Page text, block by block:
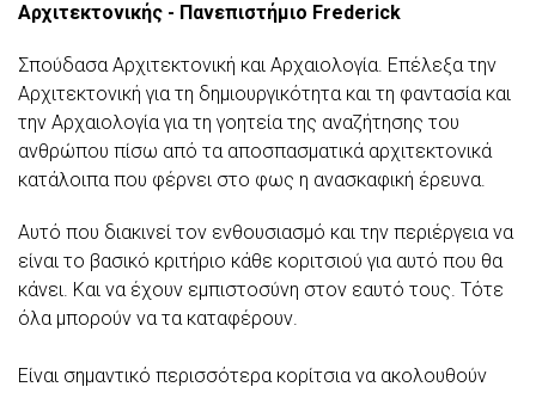
Αρχιτεκτονικής - Πανεπιστήμιο Frederick
Σπούδασα Αρχιτεκτονική και Αρχαιολογία. Επέλεξα την
Αρχιτεκτονική για τη δημιουργικότητα και τη φαντασία και
την Αρχαιολογία για τη γοητεία της αναζήτησης του
ανθρώπου πίσω από τα αποσπασματικά αρχιτεκτονικά
κατάλοιπα που φέρνει στο φως η ανασκαφική έρευνα.
Αυτό που διακινεί τον ενθουσιασμό και την περιέργεια να
είναι το βασικό κριτήριο κάθε κοριτσιού για αυτό που θα
κάνει. Και να έχουν εμπιστοσύνη στον εαυτό τους. Τότε
όλα μπορούν να τα καταφέρουν.
Είναι σημαντικό περισσότερα κορίτσια να ακολουθούν